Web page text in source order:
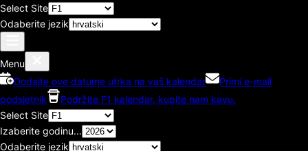
Select Site
Odaberite jezik
Menu
Dodajte ove datume utrka na vaš kalendar
Primi e-mail
podsjetnik
Podržite F1 kalendar, kupite nam kavu.
Select Site
Izaberite godinu...
Odaberite jezik